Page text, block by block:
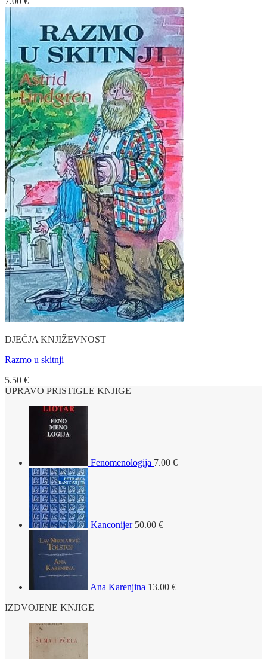
DJEČJA KNJIŽEVNOST
Razmo u skitnji
5.50 €
UPRAVO PRISTIGLE KNJIGE
Fenomenologija 7.00 €
Kanconijer 50.00 €
Ana Karenjina 13.00 €
IZDVOJENE KNJIGE